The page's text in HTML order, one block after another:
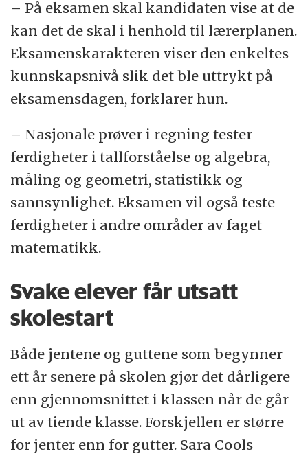
– På eksamen skal kandidaten vise at de
kan det de skal i henhold til lærerplanen.
Eksamenskarakteren viser den enkeltes
kunnskapsnivå slik det ble uttrykt på
eksamensdagen, forklarer hun.
– Nasjonale prøver i regning tester
ferdigheter i tallforståelse og algebra,
måling og geometri, statistikk og
sannsynlighet. Eksamen vil også teste
ferdigheter i andre områder av faget
matematikk.
Svake elever får utsatt
skolestart
Både jentene og guttene som begynner
ett år senere på skolen gjør det dårligere
enn gjennomsnittet i klassen når de går
ut av tiende klasse. Forskjellen er større
for jenter enn for gutter. Sara Cools